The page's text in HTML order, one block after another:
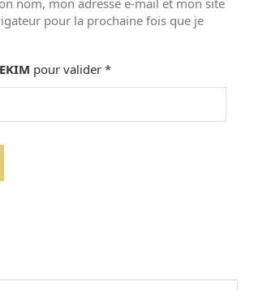
nom, mon adresse e-mail et mon site
pour la prochaine fois que je
EKIM pour valider *